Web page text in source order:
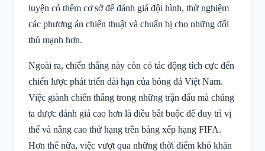
luyện có thêm cơ sở để đánh giá đội hình, thử nghiệm
các phương án chiến thuật và chuẩn bị cho những đối
thủ mạnh hơn.
Ngoài ra, chiến thắng này còn có tác động tích cực đến
chiến lược phát triển dài hạn của bóng đá Việt Nam.
Việc giành chiến thắng trong những trận đấu mà chúng
ta được đánh giá cao hơn là điều bắt buộc để duy trì vị
thế và nâng cao thứ hạng trên bảng xếp hạng FIFA.
Hơn thế nữa, việc vượt qua những thời điểm khó khăn